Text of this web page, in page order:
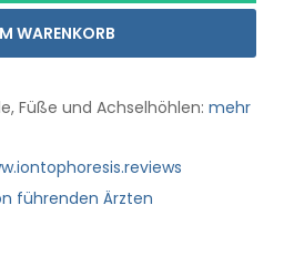
WARENKORB
Füße und Achselhöhlen: mehr
führenden Ärzten